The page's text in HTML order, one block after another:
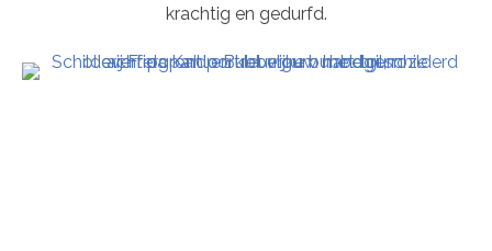
krachtig en gedurfd.